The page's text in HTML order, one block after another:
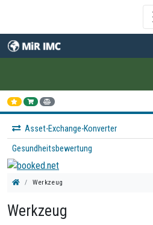
Asset-Exchange-Konverter
Gesundheitsbewertung
Werkzeug
Werkzeug